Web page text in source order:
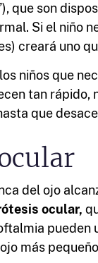
que son
Si el niño
creará uno
niños que
tan
que
del ojo
ocular,
más